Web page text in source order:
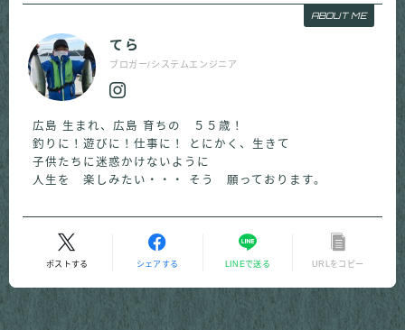
ABOUT ME
てら
ブロガー/システムエンジニア
広島 生まれ、広島 育ちの ５５歳！
釣りに！遊びに！仕事に！ とにかく、生きて
子供たちに迷惑かけないように
人生を 楽しみたい・・・ そう 願っております。
ポストする シェアする LINEで送る URLをコピー